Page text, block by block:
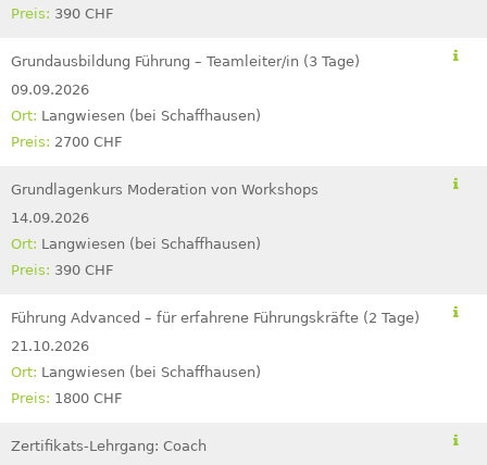
390 CHF
Grundausbildung Führung – Teamleiter/in (3 Tage)
09.09.2026
Langwiesen (bei Schaffhausen)
2700 CHF
Grundlagenkurs Moderation von Workshops
14.09.2026
Langwiesen (bei Schaffhausen)
390 CHF
Führung Advanced – für erfahrene Führungskräfte (2 Tage)
21.10.2026
Langwiesen (bei Schaffhausen)
1800 CHF
Zertifikats-Lehrgang: Coach